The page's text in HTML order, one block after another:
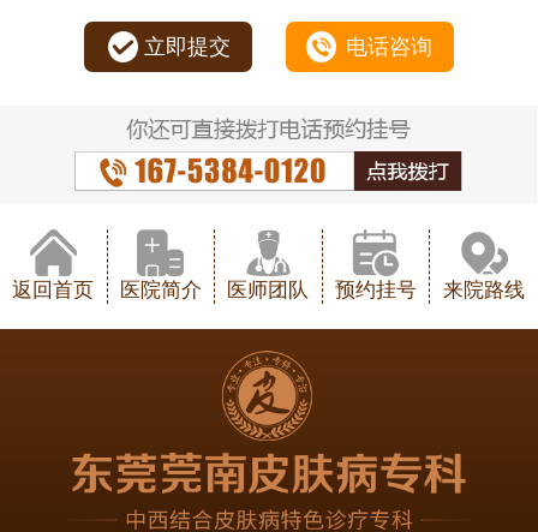
立即提交 电话咨询
返回首页 医院简介 医师团队 预约挂号 来院路线